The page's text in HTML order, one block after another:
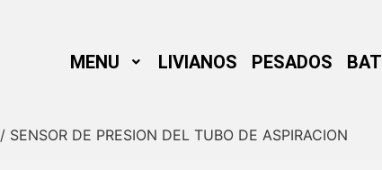
MENU LIVIANOS PESADOS
/ SENSOR DE PRESION DEL TUBO DE ASPIRACION